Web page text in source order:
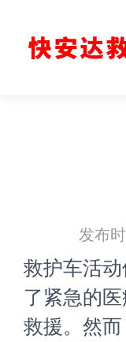
发布
救护车活动
了紧急的
救援。然